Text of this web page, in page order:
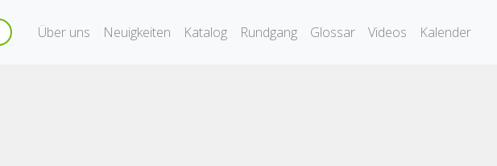
Über uns Neuigkeiten Katalog Rundgang Glossar Videos Kalender